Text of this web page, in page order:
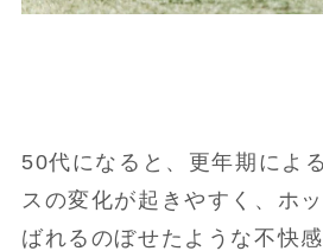
50代になると、更年期によ
スの変化が起きやすく、ホ
ばれるのぼせたような不快